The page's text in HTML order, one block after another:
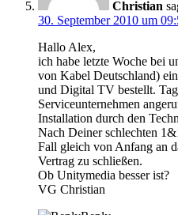
Christian
30. September 2010 um
Hallo Alex,
ich habe letzte Woche bei
von Kabel Deutschland)
und Digital TV bestellt.
Serviceunternehmen
Installation durch den
Nach Deiner schlechten
Fall gleich von Anfang an
Vertrag zu schließen.
Ob Unitymedia besser ist?
VG Christian